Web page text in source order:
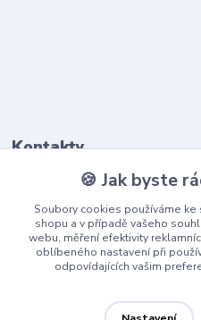
Kontakty
(Po-Pá, 9-17 hod.)
info@playcentrum.cz
🍪 Jak byste
Soubory cookies používáme
shopu a v případě vašeho
webu, měření efektivity
oblíbeného nastavení při
odpovídajících vašim